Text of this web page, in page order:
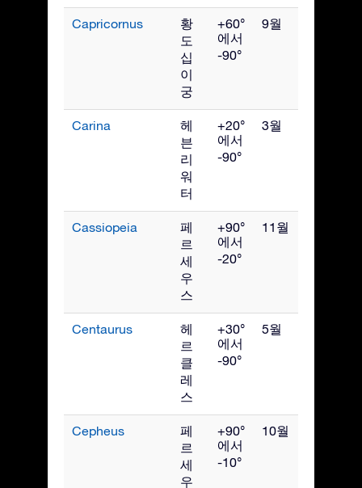
Capricornus
황
도
십
이
궁
+60°
에서
-90°
9월
Carina
헤
븐
리
워
터
+20°
에서
-90°
3월
Cassiopeia
페
르
세
우
스
+90°
에서
-20°
11월
Centaurus
헤
르
클
레
스
+30°
에서
-90°
5월
Cepheus
페
르
세
우
+90°
에서
-10°
10월